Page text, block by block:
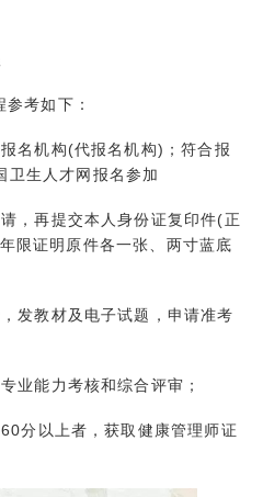
考如下：
名机构(代报名机构)；符合报
卫生人才网报名参加
，再提交本人身份证复印件(正
限证明原件各一张、两寸蓝底
发教材及电子试题，申请准考
业能力考核和综合评审；
分以上者，获取健康管理师证